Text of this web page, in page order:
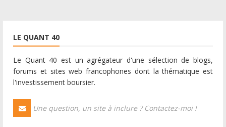
LE QUANT 40
Le Quant 40 est un agrégateur d'une sélection de blogs,
forums et sites web francophones dont la thématique est
l'investissement boursier.
Une question, un site à inclure ? Contactez-moi !